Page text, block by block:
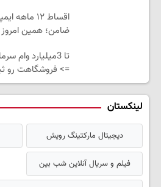
اقساط ۱۲
ضامن؛ همین
تا 3میلیارد
=> فروشگاهت رو
لینکستان
دیجیتال مارکتینگ رویش
فیلم و سریال آنلاین شب بین